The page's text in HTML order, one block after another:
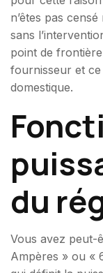
n’êtes pas
sans
point de
fournisseur et
domestique.
du
Vous avez peut-
Ampères » ou «